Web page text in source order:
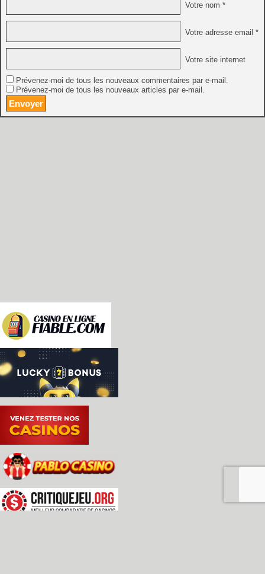
Votre nom *
Votre adresse email *
Votre site internet
Prévenez-moi de tous les nouveaux commentaires par e-mail.
Prévenez-moi de tous les nouveaux articles par e-mail.